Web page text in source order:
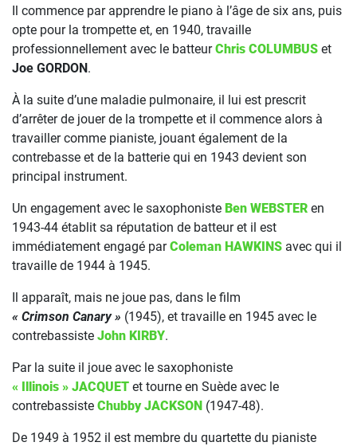
Il commence par apprendre le piano à l’âge de six ans, puis
opte pour la trompette et, en 1940, travaille
professionnellement avec le batteurChris COLUMBUS et
Joe GORDON.
À la suite d’une maladie pulmonaire, il lui est prescrit
d’arrêter de jouer de la trompette et il commence alors à
travailler comme pianiste, jouant également de la
contrebasse et de la batterie qui en 1943 devient son
principal instrument.
Un engagement avec le saxophoniste Ben WEBSTER en
1943-44 établit sa réputation de batteur et il est
immédiatement engagé parColeman HAWKINS avec qui il
travaille de 1944 à 1945.
Il apparaît, mais ne joue pas, dans le film
« Crimson Canary » (1945), et travaille en 1945 avec le
contrebassiste John KIRBY.
Par la suite il joue avec le saxophoniste
« Illinois » JACQUET et tourne en Suède avec le
contrebassiste Chubby JACKSON (1947-48).
De 1949 à 1952 il est membre du quartette du pianiste